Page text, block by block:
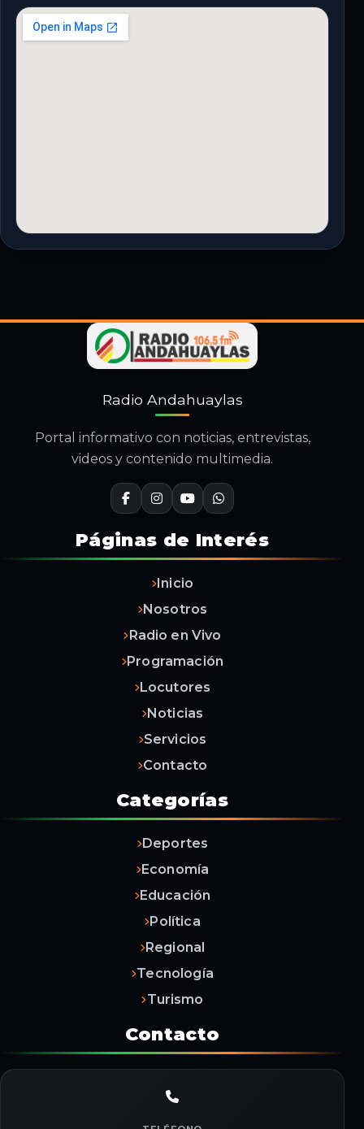
Radio Andahuaylas
Portal informativo con noticias, entrevistas,
videos y contenido multimedia.
Páginas de Interés
Inicio
Nosotros
Radio en Vivo
Programación
Locutores
Noticias
Servicios
Contacto
Categorías
Deportes
Economía
Educación
Política
Regional
Tecnología
Turismo
Contacto